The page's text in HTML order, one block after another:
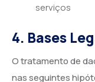
serviços
4. Bases
O tratamento de
nas seguintes